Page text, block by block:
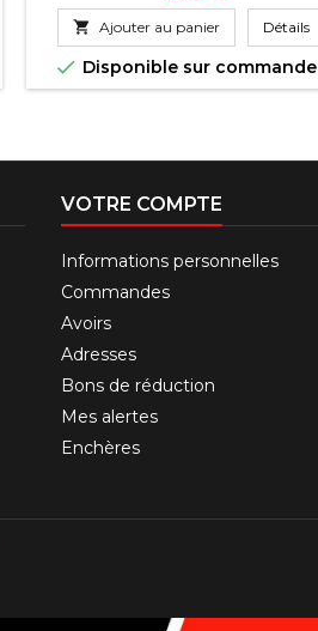
 Ajouter au panier Détails
 Disponible sur commande
VOTRE COMPTE
Informations personnelles
Commandes
Avoirs
Adresses
Bons de réduction
Mes alertes
Enchères